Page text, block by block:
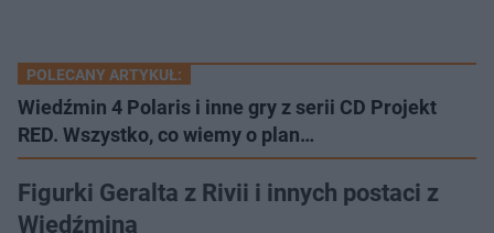
POLECANY ARTYKUŁ:
Wiedźmin 4 Polaris i inne gry z serii CD Projekt
RED. Wszystko, co wiemy o plan…
Figurki Geralta z Rivii i innych postaci z
Wiedźmina